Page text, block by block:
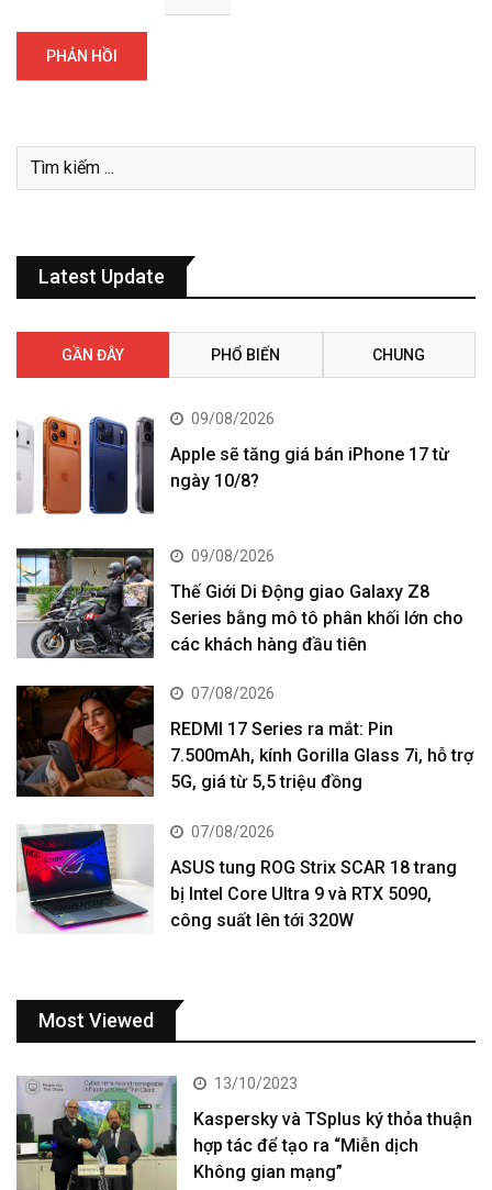
Latest Update
GẦN ĐÂY PHỔ BIẾN CHUNG
09/08/2026
Apple sẽ tăng giá bán iPhone 17 từ
ngày 10/8?
09/08/2026
Thế Giới Di Động giao Galaxy Z8
Series bằng mô tô phân khối lớn cho
các khách hàng đầu tiên
07/08/2026
REDMI 17 Series ra mắt: Pin
7.500mAh, kính Gorilla Glass 7i, hỗ trợ
5G, giá từ 5,5 triệu đồng
07/08/2026
ASUS tung ROG Strix SCAR 18 trang
bị Intel Core Ultra 9 và RTX 5090,
công suất lên tới 320W
Most Viewed
13/10/2023
Kaspersky và TSplus ký thỏa thuận
hợp tác để tạo ra “Miễn dịch
Không gian mạng”